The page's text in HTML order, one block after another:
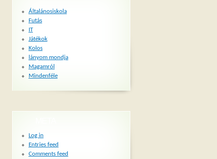
Általánosiskola
Futás
IT
Játékok
Kolos
lányom mondja
Magamról
Mindenféle
Log in
Entries feed
Comments feed